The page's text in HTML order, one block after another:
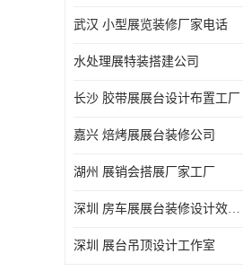
武汉 小型展览装修厂家电话
水处理展特装搭建公司
长沙 胶带展展台设计布置工厂
嘉兴 焙烤展展台装修公司
湖州 展销会搭展厂家工厂
深圳 房车展展台装修设计效果图
深圳 展台吊顶设计工作室